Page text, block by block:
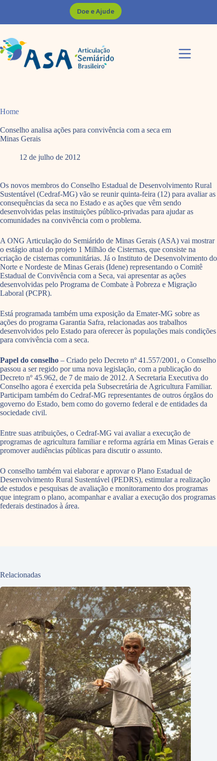
Doe e Ajude
Home
Conselho analisa ações para convivência com a seca em
Minas Gerais
12 de julho de 2012
Os novos membros do Conselho Estadual de Desenvolvimento Rural
Sustentável (Cedraf-MG) vão se reunir quinta-feira (12) para avaliar as
consequências da seca no Estado e as ações que vêm sendo
desenvolvidas pelas instituições público-privadas para ajudar as
comunidades na convivência com o problema.
A ONG Articulação do Semiárido de Minas Gerais (ASA) vai mostrar
o estágio atual do projeto 1 Milhão de Cisternas, que consiste na
criação de cisternas comunitárias. Já o Instituto de Desenvolvimento do
Norte e Nordeste de Minas Gerais (Idene) representando o Comitê
Estadual de Convivência com a Seca, vai apresentar as ações
desenvolvidas pelo Programa de Combate à Pobreza e Migração
Laboral (PCPR).
Está programada também uma exposição da Emater-MG sobre as
ações do programa Garantia Safra, relacionadas aos trabalhos
desenvolvidos pelo Estado para oferecer às populações mais condições
para convivência com a seca.
Papel do conselho – Criado pelo Decreto nº 41.557/2001, o Conselho
passou a ser regido por uma nova legislação, com a publicação do
Decreto nº 45.962, de 7 de maio de 2012. A Secretaria Executiva do
Conselho agora é exercida pela Subsecretária de Agricultura Familiar.
Participam também do Cedraf-MG representantes de outros órgãos do
governo do Estado, bem como do governo federal e de entidades da
sociedade civil.
Entre suas atribuições, o Cedraf-MG vai avaliar a execução de
programas de agricultura familiar e reforma agrária em Minas Gerais e
promover audiências públicas para discutir o assunto.
O conselho também vai elaborar e aprovar o Plano Estadual de
Desenvolvimento Rural Sustentável (PEDRS), estimular a realização
de estudos e pesquisas de avaliação e monitoramento dos programas
que integram o plano, acompanhar e avaliar a execução dos programas
federais destinados à área.
Relacionadas